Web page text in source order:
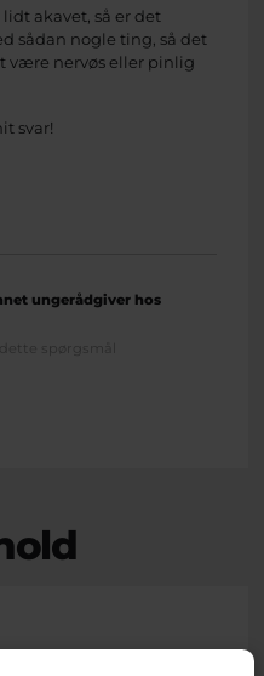
akavet, så er det
sådan nogle ting, så det
være nervøs eller pinlig
svar!
ungerådgiver hos
spørgsmål